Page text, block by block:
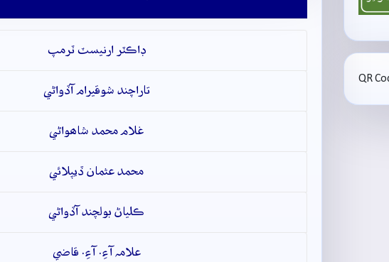
ڊاڪٽر ارنيسٽ ٽرمپ
تاراچند شوقيرام آڏواڻي
غلام محمد شاھواڻي
محمد عثمان ڏيپلائي
ڪلياڻ بولچند آڏواڻي
علامہ آءِ. آءِ. قاضي